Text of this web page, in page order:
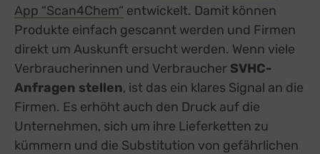
App ‪“Scan4Chem“ external link, opens in a new tab
entwickelt. Damit können
Produkte einfach gescannt werden und Firmen
direkt um Auskunft ersucht werden. Wenn viele
Verbraucherinnen und Verbraucher SVHC-
Anfragen stellen, ist das ein klares Signal an die
Firmen. Es erhöht auch den Druck auf die
Unternehmen, sich um ihre Lieferketten zu
kümmern und die Substitution von gefährlichen